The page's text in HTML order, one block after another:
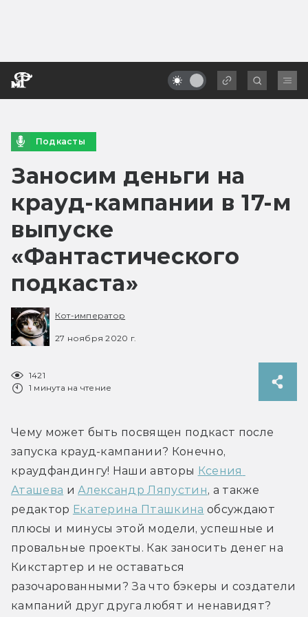
Подкасты
Заносим деньги на
крауд-кампании в 17-м
выпуске
«Фантастического
подкаста»
Кот-император
27 ноября 2020 г.
1421
1 минута на чтение
Чему может быть посвящен подкаст после
запуска крауд-кампании? Конечно,
краудфандингу! Наши авторы Ксения
Аташева и Александр Ляпустин, а также
редактор Екатерина Пташкина обсуждают
плюсы и минусы этой модели, успешные и
провальные проекты. Как заносить денег на
Кикстартер и не оставаться
разочарованными? За что бэкеры и создатели
кампаний друг друга любят и ненавидят?